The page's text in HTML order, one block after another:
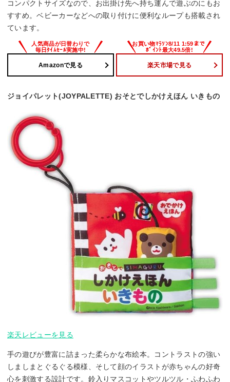
コンパクトサイズなので、お出掛け先へ持ち運んで遊ぶのにもお
すすめ。ベビーカーなどへの取り付けに便利なループも搭載され
ています。
Amazonで見る 楽天市場で見る
ジョイパレット(JOYPALETTE) おそとでしかけえほん いきもの
楽天レビューを見る
手の遊びが豊富に詰まった柔らかな布絵本。コントラストの強い
しましまとぐるぐる模様、そして顔のイラストが赤ちゃんの好奇
心を刺激する設計です。鈴入りマスコットやツルツル・ふわふわ